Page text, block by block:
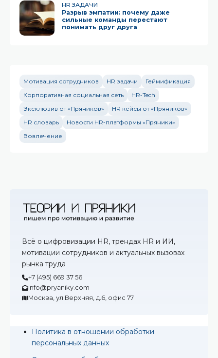
HR ЗАДАЧИ
Разрыв эмпатии: почему даже
сильные команды перестают
понимать друг друга
Мотивация сотрудников HR задачи
Геймификация
Корпоративная социальная сеть
HR-Tech
Эксклюзив от «Пряников»
HR кейсы от «Пряников»
HR словарь
Новости HR-платформы «Пряники»
Вовлечение
Всё о цифровизации HR, трендах HR и ИИ,
мотивации сотрудников и актуальных вызовах
рынка труда
+7 (495) 669 37 56
info@pryaniky.com
Москва, ул.Верхняя, д.6, офис 77
Политика в отношении обработки
персональных данных